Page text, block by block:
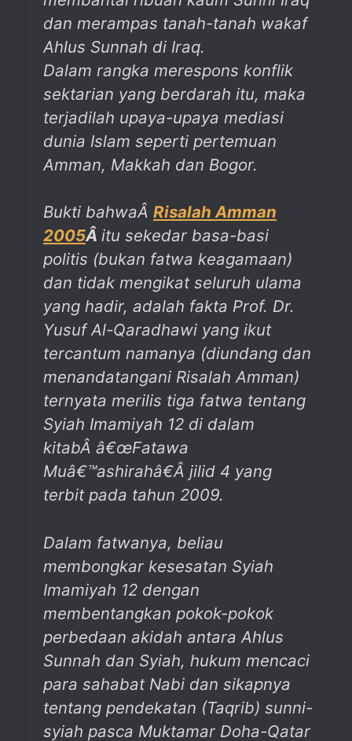
dan merampas tanah-tanah wakaf
Ahlus Sunnah di Iraq.
Dalam rangka merespons konflik
sektarian yang berdarah itu, maka
terjadilah upaya-upaya mediasi
dunia Islam seperti pertemuan
Amman, Makkah dan Bogor.
Bukti bahwaÂ Risalah Amman
2005Â itu sekedar basa-basi
politis (bukan fatwa keagamaan)
dan tidak mengikat seluruh ulama
yang hadir, adalah fakta Prof. Dr.
Yusuf Al-Qaradhawi yang ikut
tercantum namanya (diundang dan
menandatangani Risalah Amman)
ternyata merilis tiga fatwa tentang
Syiah Imamiyah 12 di dalam
kitabÂ â€œFatawa
Muâ€™ashirahâ€Â jilid 4 yang
terbit pada tahun 2009.
Dalam fatwanya, beliau
membongkar kesesatan Syiah
Imamiyah 12 dengan
membentangkan pokok-pokok
perbedaan akidah antara Ahlus
Sunnah dan Syiah, hukum mencaci
para sahabat Nabi dan sikapnya
tentang pendekatan (Taqrib) sunni-
syiah pasca Muktamar Doha-Qatar